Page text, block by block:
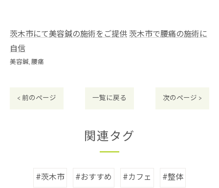
茨木市にて美容鍼の施術をご提供茨木市で腰痛の施術に
自信
美容鍼 腰痛
< 前のページ 一覧に戻る 次のページ >
関連タグ
#茨木市 #おすすめ #カフェ #整体